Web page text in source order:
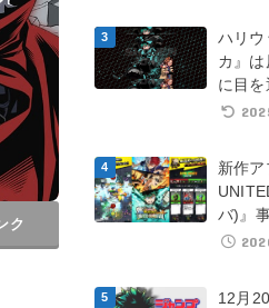
ク
ハリウ
カ』
に目
新作
バ)』
12月